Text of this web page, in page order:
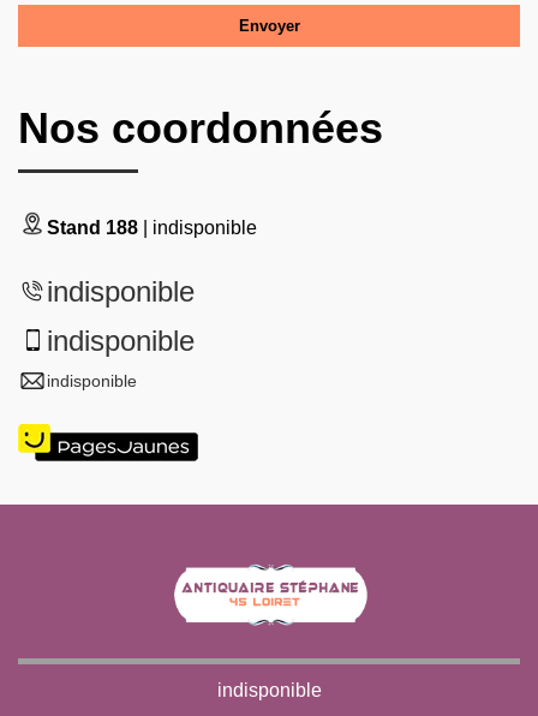
Nos coordonnées
Stand 188 | indisponible
indisponible
indisponible
indisponible
indisponible